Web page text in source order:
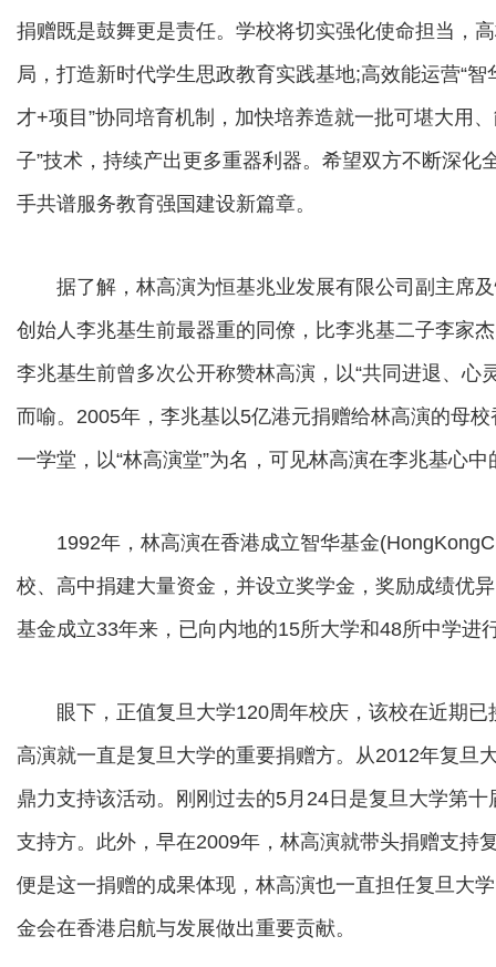
捐赠既是鼓舞更是责任。学校将切实强化使命担当，
局，打造新时代学生思政教育实践基地;高效能运营“
才+项目”协同培育机制，加快培养造就一批可堪大用
子”技术，持续产出更多重器利器。希望双方不断深
手共谱服务教育强国建设新篇章。
据了解，林高演为恒基兆业发展有限公司副主席及
创始人李兆基生前最器重的同僚，比李兆基二子李家
李兆基生前曾多次公开称赞林高演，以“共同进退、心
而喻。2005年，李兆基以5亿港元捐赠给林高演的母
一学堂，以“林高演堂”为名，可见林高演在李兆基心中
1992年，林高演在香港成立智华基金
校、高中捐建大量资金，并设立奖学金，奖励成绩优
基金成立33年来，已向内地的15所大学和48所中学进
眼下，正值复旦大学120周年校庆，该校在近期已
高演就一直是复旦大学的重要捐赠方。从2012年复旦
鼎力支持该活动。刚刚过去的5月24日是复旦大学第
支持方。此外，早在2009年，林高演就带头捐赠支持
便是这一捐赠的成果体现，林高演也一直担任复旦大
金会在香港启航与发展做出重要贡献。